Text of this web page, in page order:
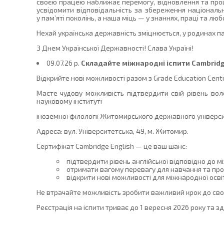
своєю працею наближає перемогу, відновлення та
усвідомити відповідальність за збереження
у пам’яті поколінь, а наша міць — у знаннях, праці та
Нехай українська державність зміцнюється, у родинах
З Днем Української Державності! Слава Україні!
09.07.26 p. Складайте міжнародні іспити
Відкрийте нові можливості разом з Grade Education
Маєте чудову можливість підтвердити свій рівень
науковому інституті
іноземної філології Житомирського державного
Адреса: вул. Університетська, 49, м. Житомир.
Сертифікат Cambridge English — це ваш шанс:
підтвердити рівень англійської відповідно до
отримати вагому перевагу для навчання та
відкрити нові можливості для міжнародної
Не втрачайте можливість зробити важливий крок до
Реєстрація на іспити триває до 1 вересня 2026 року та